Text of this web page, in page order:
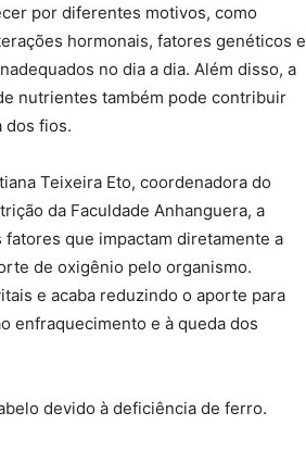
por diferentes motivos, como
hormonais, fatores genéticos e
no dia a dia. Além disso, a
nutrientes também pode contribuir
dos fios.
Teixeira Eto, coordenadora do
da Faculdade Anhanguera, a
que impactam diretamente a
de oxigênio pelo organismo.
e acaba reduzindo o aporte para
enfraquecimento e à queda dos
devido à deficiência de ferro.